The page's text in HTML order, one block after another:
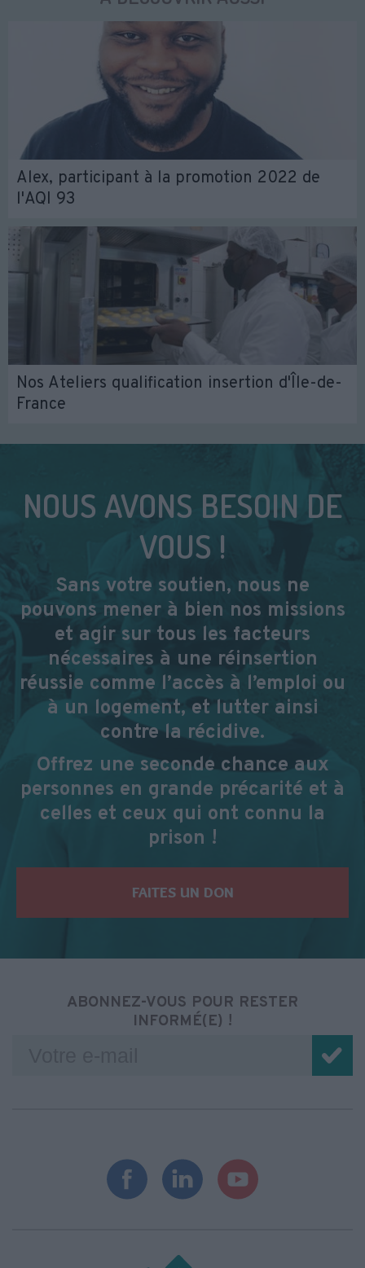
Alex, participant à la promotion 2022 de
l'AQI 93
Nos Ateliers qualification insertion d'Île-de-
France
NOUS AVONS BESOIN DE
VOUS !
Sans votre soutien, nous ne
pouvons mener à bien nos missions
et agir sur tous les facteurs
nécessaires à une réinsertion
réussie comme l’accès à l’emploi ou
à un logement, et lutter ainsi
contre la récidive.
Offrez une seconde chance aux
personnes en grande précarité et à
celles et ceux qui ont connu la
prison !
FAITES UN DON
ABONNEZ-VOUS POUR RESTER
INFORMÉ(E) !